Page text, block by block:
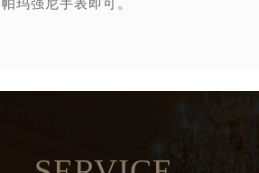
玛强尼手表即可。